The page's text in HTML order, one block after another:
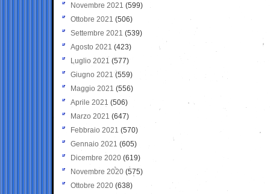
Novembre 2021 (599)
Ottobre 2021 (506)
Settembre 2021 (539)
Agosto 2021 (423)
Luglio 2021 (577)
Giugno 2021(559)
Maggio 2021 (556)
Aprile 2021 (506)
Marzo 2021 (647)
Febbraio 2021 (570)
Gennaio 2021 (605)
Dicembre 2020 (619)
Novembre 2020 (575)
Ottobre 2020 (638)